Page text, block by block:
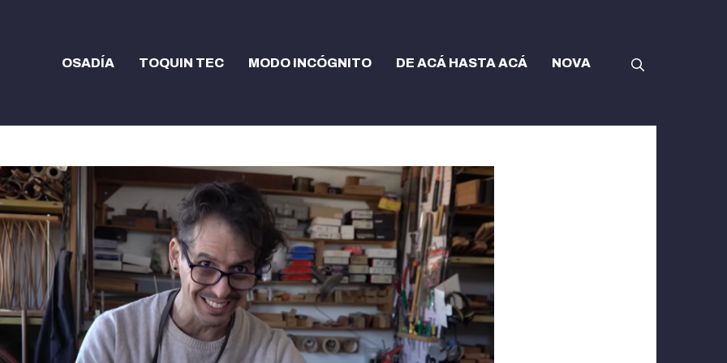
OSADÍA TOQUIN TEC MODO INCÓGNITO DE ACÁ HASTA ACÁ NOVA